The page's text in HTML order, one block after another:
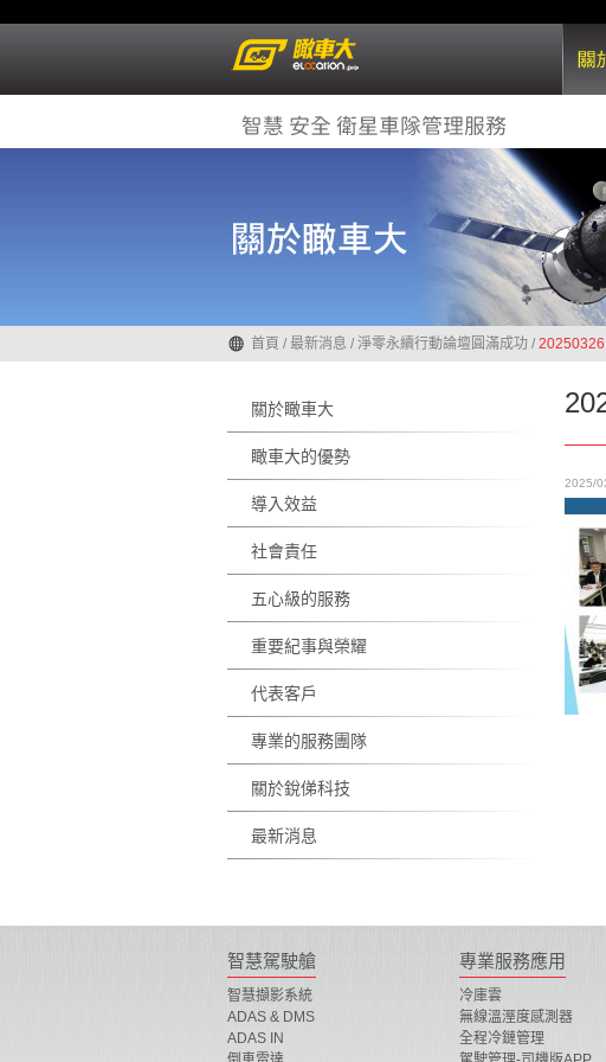
首頁 / 最新消息 / 淨零永續行動論壇圓滿成功 / 20250326
關於瞰車大
瞰車大的優勢
導入效益
社會責任
五心級的服務
重要紀事與榮耀
代表客戶
專業的服務團隊
關於銳俤科技
最新消息
2025/
智慧駕駛艙
智慧擷影系統
ADAS & DMS
ADAS IN
專業服務應用
冷庫雲
無線溫溼度感測器
全程冷鏈管理